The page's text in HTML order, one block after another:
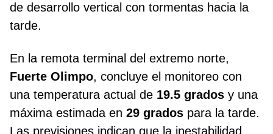
de desarrollo vertical con tormentas hacia la
tarde.
En la remota terminal del extremo norte,
Fuerte Olimpo, concluye el monitoreo con
una temperatura actual de 19.5 grados y una
máxima estimada en 29 grados para la tarde.
Las previsiones indican que la inestabilidad